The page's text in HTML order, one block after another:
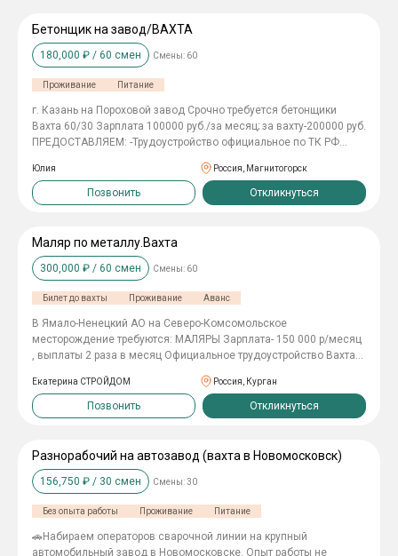
любого банка + еженедельные авансы. -------------- 👌Условия без
вложений с вашей стороны: 🏠 БЕСПЛАТНОЕ комфортное
проживание; 🍕 Бесплатные комплексные обеды на
Официальное трудоустройство по ТК РФ с первого дня. ---------------
👷‍♂️ График работы: Две смены: дневная (08:30–20:20) и
вечерняя (17:20–02:20). --------------- 🛠 Что нужно делать: Сборка
автомобилей, сварочные работы элементов кузова авто
нанесение герметика , сборка комплектующих.
Бетонщик на завод/ВАХТА
180,000 ₽ / 60 смен Смены: 60
Проживание Питание
г. Казань на Пороховой завод Срочно требуется бетонщики
Вахта 60/30 Зарплата 100000 руб./за месяц; за вахту-200000 руб.
ПРЕДОСТАВЛЯЕМ: -Трудоустройство официальное по ТК РФ
руб. -Выплаты 2 раза в месяц -Спецодежда за счёт компании
-Медосмотр за счёт компании Не упустите свой шанс! Звоните
прямо сейчас!
Юлия Россия, Магнитогорск
Позвонить Откликнуться
Маляр по металлу.Вахта
300,000 ₽ / 60 смен Смены: 60
Билет до вахты Проживание Аванс
В Ямало-Ненецкий АО на Северо-Комсомольское
месторождение требуются: МАЛЯРЫ Зарплата- 150 000 р/месяц
, выплаты 2 раза в месяц Официальное трудоустройство Вахта
общежитии 3х разовое горячее питание Спецодежда
Екатерина СТРОЙДОМ Россия, Курган
Позвонить Откликнуться
Разнорабочий на автозавод (вахта в Новомосковск)
156,750 ₽ / 30 смен Смены:30
Без опыта работы Проживание Питание
🚗Нaбиpаeм опеpаторов cваpочнoй линии на крупный
aвтoмобильный завoд в Hoвoмocковске. Опыт рабoты не